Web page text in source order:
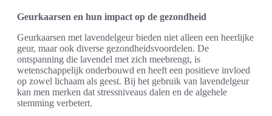
Geurkaarsen en hun impact op de gezondheid
Geurkaarsen met lavendelgeur bieden niet alleen een heerlijke
geur, maar ook diverse gezondheidsvoordelen. De
ontspanning die lavendel met zich meebrengt, is
wetenschappelijk onderbouwd en heeft een positieve invloed
op zowel lichaam als geest. Bij het gebruik van lavendelgeur
kan men merken dat stressniveaus dalen en de algehele
stemming verbetert.